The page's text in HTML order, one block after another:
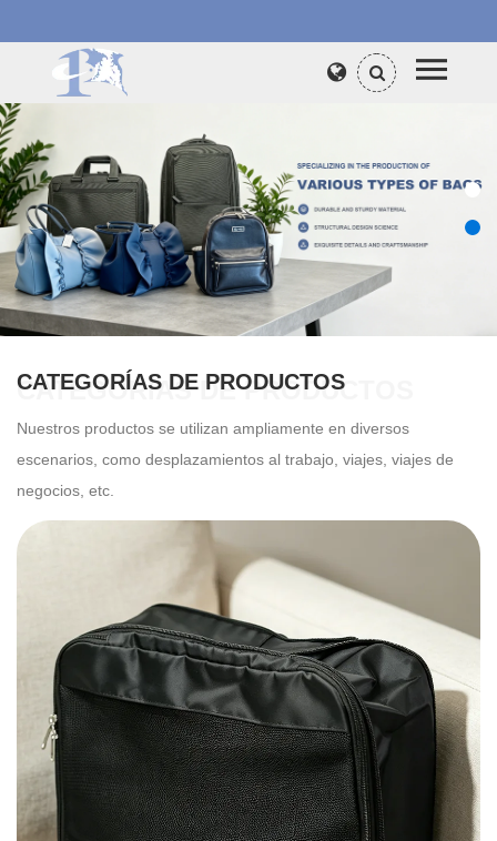
CATEGORÍAS DE PRODUCTOS
CATEGORÍAS DE PRODUCTOS
Nuestros productos se utilizan ampliamente en diversos
escenarios, como desplazamientos al trabajo, viajes, viajes de
negocios, etc.